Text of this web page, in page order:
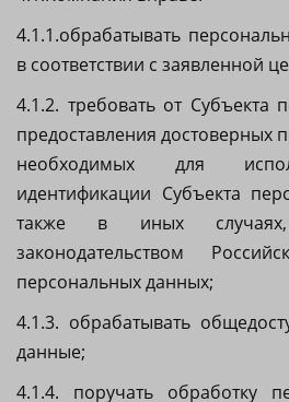
4.1.1.обрабатывать
в соответствии с заявленной
4.1.2. требовать от Субъекта
предоставления достоверных
необходимых для
идентификации Субъекта
также в иных случаях,
законодательством
персональных данных;
4.1.3. обрабатывать
данные;
4.1.4. поручать обработку